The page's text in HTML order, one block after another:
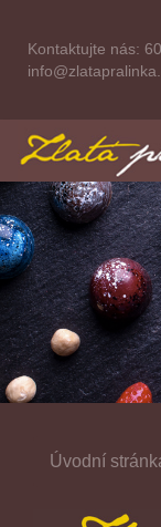
Kontaktujte nás:
Úvodní